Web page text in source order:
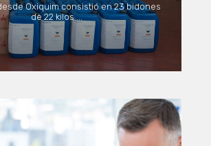
Oxiquim consistió en 23 bidones
de 22 kilos ...